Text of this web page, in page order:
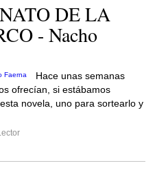
DE LA
- Nacho
Hace unas semanas
ofrecían, si estábamos
novela, uno para sortearlo y